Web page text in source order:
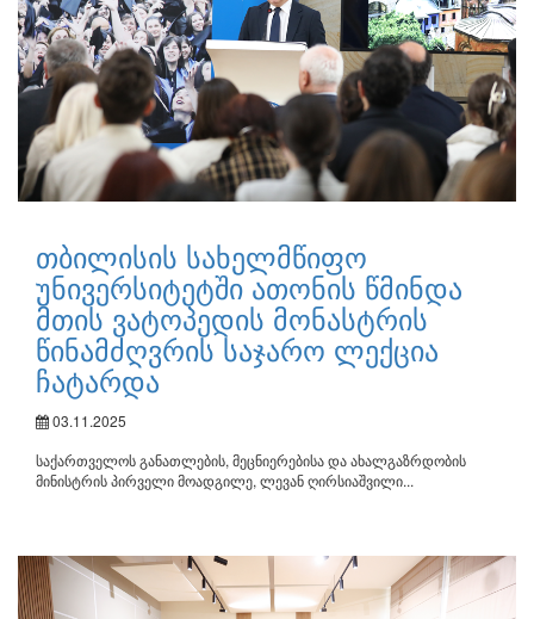
თბილისის სახელმწიფო
უნივერსიტეტში ათონის წმინდა
მთის ვატოპედის მონასტრის
წინამძღვრის საჯარო ლექცია
ჩატარდა
03.11.2025
საქართველოს განათლების, მეცნიერებისა და ახალგაზრდობის
მინისტრის პირველი მოადგილე, ლევან ღირსიაშვილი...